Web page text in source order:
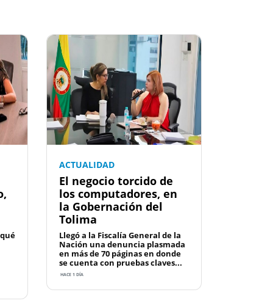
ACTUALIDAD
El negocio torcido de
los computadores, en
la Gobernación del
Tolima
Llegó a la Fiscalía General de la
Nación una denuncia plasmada
en más de 70 páginas en donde
se cuenta con pruebas claves...
HACE 1 DÍA